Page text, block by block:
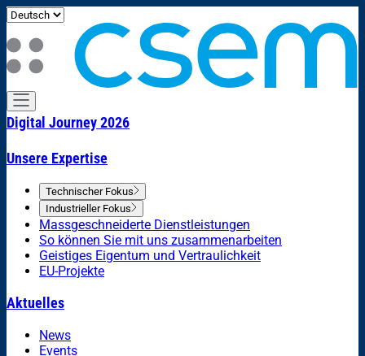
Digital Journey 2026
Unsere Expertise
Technischer Fokus
Industrieller Fokus
Massgeschneiderte Dienstleistungen
So können Sie mit uns zusammenarbeiten
Geistiges Eigentum und Vertraulichkeit
EU-Projekte
Aktuelles
News
Events